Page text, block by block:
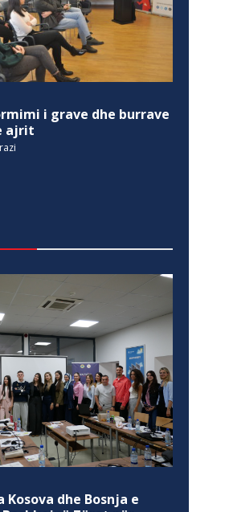
i grave dhe burrave
ajrit
Kosova dhe Bosnja e